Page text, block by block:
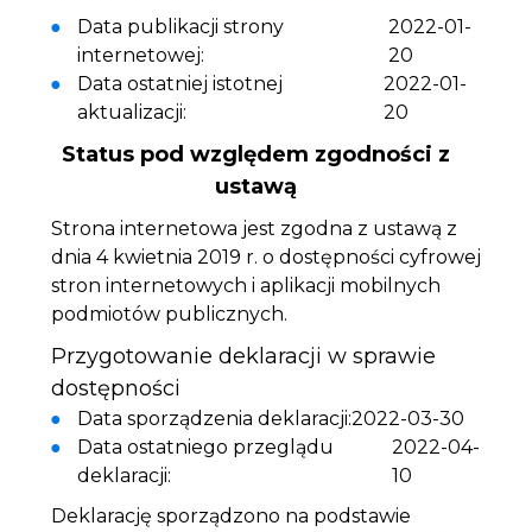
Data publikacji strony
internetowej:
2022-01-
20
Data ostatniej istotnej
aktualizacji:
2022-01-
20
Status pod względem zgodności z
ustawą
Strona internetowa jest zgodna z ustawą z
dnia 4 kwietnia 2019 r. o dostępności cyfrowej
stron internetowych i aplikacji mobilnych
podmiotów publicznych.
Przygotowanie deklaracji w sprawie
dostępności
Data sporządzenia deklaracji:2022-03-30
Data ostatniego przeglądu
deklaracji:
2022-04-
10
Deklarację sporządzono na podstawie